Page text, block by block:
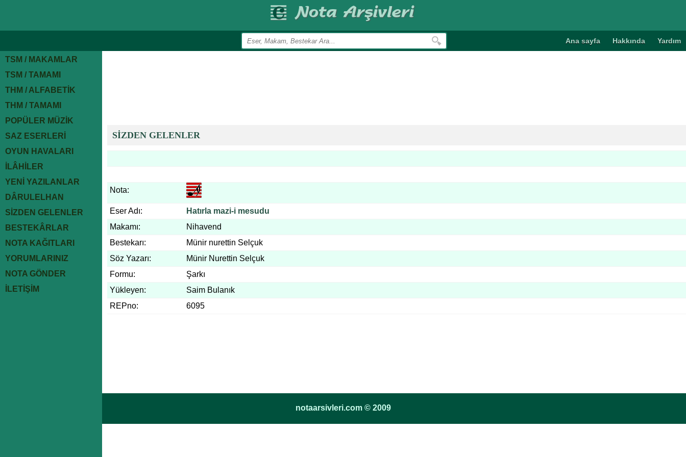
Ana sayfa Hakkında Yardım
TSM / MAKAMLAR
TSM / TAMAMI
THM / ALFABETİK
THM / TAMAMI
POPÜLER MÜZİK
SAZ ESERLERİ
OYUN HAVALARI
İLÂHİLER
YENİ YAZILANLAR
DÂRULELHAN
SİZDEN GELENLER
BESTEKÂRLAR
NOTA KAĞITLARI
YORUMLARINIZ
NOTA GÖNDER
İLETİŞİM
SİZDEN GELENLER
Nota:
Eser Adı:
Hatırla mazi-i mesudu
Makamı:
Nihavend
Bestekarı:
Münir nurettin Selçuk
Söz Yazarı:
Münir Nurettin Selçuk
Formu:
Şarkı
Yükleyen:
Saim Bulanık
REPno:
6095
notaarsivleri.com © 2009